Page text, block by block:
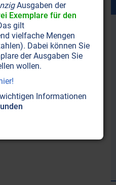
Ausgaben der
Exemplare für den
gilt
vielfache Mengen
Dabei können Sie
der Ausgaben Sie
wollen.
Informationen